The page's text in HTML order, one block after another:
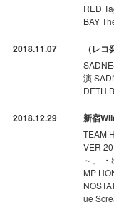
RED
BAY
2018.11.07 （レ
演
DETH
2018.12.29 新宿
TEAM
VER
～」
MP
ue